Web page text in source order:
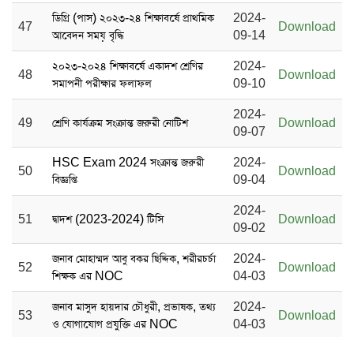
47
ডিগ্রি (পাস) ২০২৩-২৪ শিক্ষাবর্ষে প্রাথমিক
আবেদন সময় বৃদ্ধি
2024-
09-14
Download
48
২০২৩-২০২৪ শিক্ষাবর্ষে একাদশ শ্রেণির
সমাপনী পরীক্ষার ফলাফল
2024-
09-10
Download
49 শ্রেণি কার্যক্রম সংক্রান্ত জরুরী নোটিশ
2024-
09-07
Download
50
HSC Exam 2024 সংক্রান্ত জরুরী
বিজ্ঞপ্তি
2024-
09-04
Download
51 দ্বাদশ (2023-2024) টিসি
2024-
09-02
Download
52
জনাব মোহাম্মদ আবু বকর ছিদ্দিক, শরীরচর্চা
শিক্ষক এর NOC
2024-
04-03
Download
53
জনাব মাসুদ হায়দার চৌধুরী, প্রভাষক, তথ্য
ও যোগাযোগ প্রযুক্তি এর NOC
2024-
04-03
Download